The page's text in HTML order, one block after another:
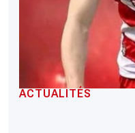
ACTUALITÉS